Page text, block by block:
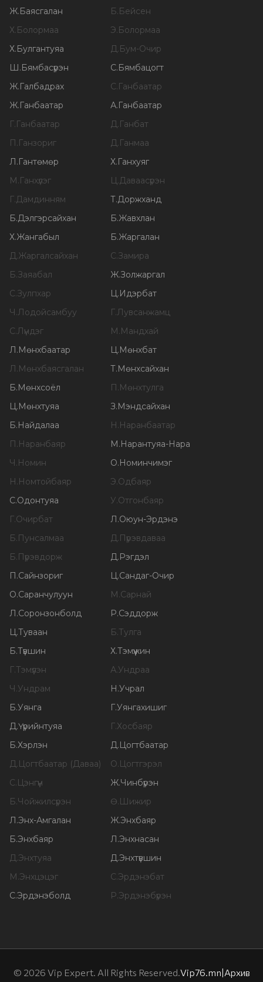
Ж.Баясгалан Б.Бейсен
Х.Болормаа Э.Болормаа
Х.Булгантуяа Д.Бум-Очир
Ш.Бямбасүрэн С.Бямбацогт
Ж.Галбадрах С.Ганбаатар
Ж.Ганбаатар А.Ганбаатар
Г.Ганбаатар Д.Ганбат
П.Ганзориг Д.Ганмаа
Л.Гантөмөр Х.Ганхуяг
М.Ганхүлэг Ц.Даваасүрэн
Г.Дамдинням Т.Доржханд
Б.Дэлгэрсайхан Б.Жавхлан
Х.Жангабыл Б.Жаргалан
Д.Жаргалсайхан С.Замира
Б.Заяабал Ж.Золжаргал
С.Зулпхар Ц.Идэрбат
Ч.Лодойсамбуу Г.Лувсанжамц
С.Лүндэг М.Мандхай
Л.Мөнхбаатар Ц.Мөнхбат
Л.Мөнхбаясгалан Т.Мөнхсайхан
Б.Мөнхсоёл П.Мөнхтулга
Ц.Мөнхтуяа З.Мэндсайхан
Б.Найдалаа Н.Наранбаатар
П.Наранбаяр М.Нарантуяа-Нара
Ч.Номин О.Номинчимэг
Н.Номтойбаяр Э.Одбаяр
С.Одонтуяа У.Отгонбаяр
Г.Очирбат Л.Оюун-Эрдэнэ
Б.Пунсалмаа Д.Пүрэвдаваа
Б.Пүрэвдорж Д.Рэгдэл
П.Сайнзориг Ц.Сандаг-Очир
О.Саранчулуун М.Сарнай
Л.Соронзонболд Р.Сэддорж
Ц.Туваан Б.Тулга
Б.Түвшин Х.Тэмүүжин
Г.Тэмүүлэн А.Ундраа
Ч.Ундрам Н.Учрал
Б.Уянга Г.Уянгахишиг
Д.Үүрийнтуяа Г.Хосбаяр
Б.Хэрлэн Д.Цогтбаатар
Д.Цогтбаатар (Даваа) О.Цогтгэрэл
С.Цэнгүүн Ж.Чинбүрэн
Б.Чойжилсүрэн Ө.Шижир
Л.Энх-Амгалан Ж.Энхбаяр
Б.Энхбаяр Л.Энхнасан
Д.Энхтуяа Д.Энхтүвшин
М.Энхцэцэг С.Эрдэнэбат
С.Эрдэнэболд Р.Эрдэнэбүрэн
© 2026 Vip Expert. All Rights Reserved.Vip76.mn|Архив